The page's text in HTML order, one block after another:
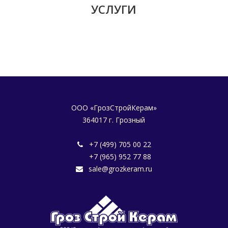
УСЛУ­ГИ
ООО «ГрозСтройКерам»
364017 г. Грозный
+7 (499) 705 00 22
+7 (965) 952 77 88
sale@grozkeram.ru